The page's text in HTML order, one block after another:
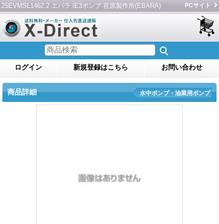
25EVMSL1462.2 エバラ IE3ポンプ 荏原製作所(EBARA) PCサイト
ログイン 新規登録はこちら お問い合わせ
商品詳細 水中ポンプ・油業用ポンプ